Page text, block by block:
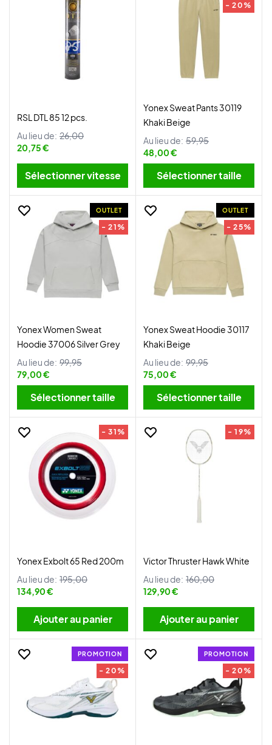
RSL DTL 85 12 pcs.
Au lieu de: 26,00
20,75 €
Sélectionner vitesse
- 20%
Yonex Sweat Pants 30119
Khaki Beige
Au lieu de: 59,95
48,00 €
Sélectionner taille
OUTLET
- 21%
Yonex Women Sweat
Hoodie 37006 Silver Grey
Au lieu de: 99,95
79,00 €
Sélectionner taille
OUTLET
- 25%
Yonex Sweat Hoodie 30117
Khaki Beige
Au lieu de: 99,95
75,00 €
Sélectionner taille
- 31%
Yonex Exbolt 65 Red 200m
Au lieu de: 195,00
134,90 €
Ajouter au panier
- 19%
Victor Thruster Hawk White
Au lieu de: 160,00
129,90 €
Ajouter au panier
PROMOTION
- 20%
PROMOTION
- 20%